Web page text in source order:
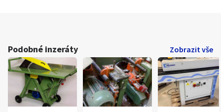
Podobné inzeráty Zobrazit vše